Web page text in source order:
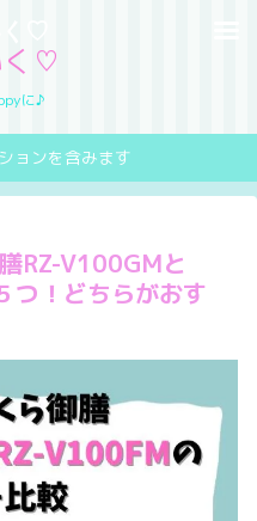
く♡
に♪
ョンを含みます
RZ-V100GMと
つ！どちらがおす